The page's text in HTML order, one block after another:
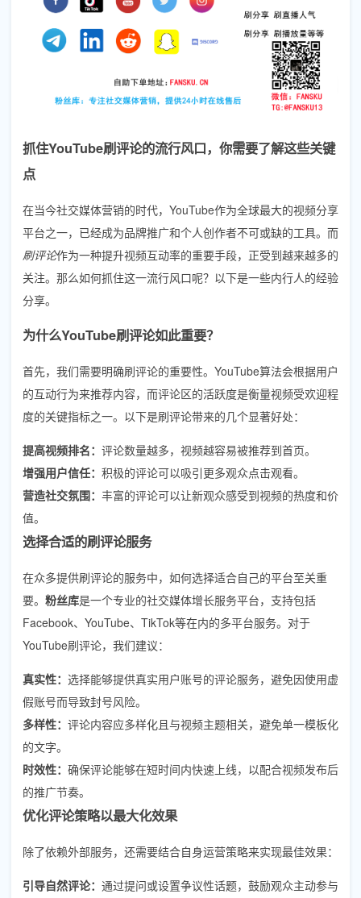
抓住YouTube刷评论的流行风口，你需要了解这些关键
点
在当今社交媒体营销的时代，YouTube作为全球最大的视频分享
平台之一，已经成为品牌推广和个人创作者不可或缺的工具。而
刷评论作为一种提升视频互动率的重要手段，正受到越来越多的
关注。那么如何抓住这一流行风口呢？以下是一些内行人的经验
分享。
为什么YouTube刷评论如此重要？
首先，我们需要明确刷评论的重要性。YouTube算法会根据用户
的互动行为来推荐内容，而评论区的活跃度是衡量视频受欢迎程
度的关键指标之一。以下是刷评论带来的几个显著好处：
提高视频排名： 评论数量越多，视频越容易被推荐到首页。
增强用户信任： 积极的评论可以吸引更多观众点击观看。
营造社交氛围： 丰富的评论可以让新观众感受到视频的热度和价
值。
选择合适的刷评论服务
在众多提供刷评论的服务中，如何选择适合自己的平台至关重
要。 粉丝库是一个专业的社交媒体增长服务平台，支持包括
Facebook、YouTube、TikTok等在内的多平台服务。对于
YouTube刷评论，我们建议：
真实性： 选择能够提供真实用户账号的评论服务，避免因使用虚
假账号而导致封号风险。
多样性： 评论内容应多样化且与视频主题相关，避免单一模板化
的文字。
时效性： 确保评论能够在短时间内快速上线，以配合视频发布后
的推广节奏。
优化评论策略以最大化效果
除了依赖外部服务，还需要结合自身运营策略来实现最佳效果：
引导自然评论： 通过提问或设置争议性话题，鼓励观众主动参与